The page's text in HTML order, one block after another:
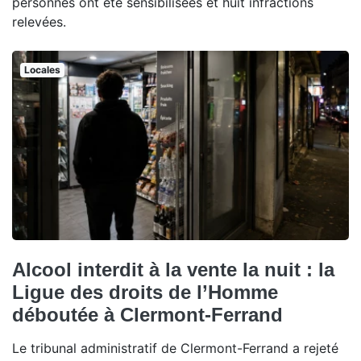
relevées.
Locales
Alcool interdit à la vente la nuit : la
Ligue des droits de l’Homme
déboutée à Clermont-Ferrand
Le tribunal administratif de Clermont-Ferrand a rejeté